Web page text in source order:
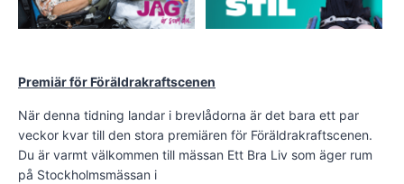
Premiär för Föräldrakraftscenen
När denna tidning landar i brevlådorna är det bara ett par
veckor kvar till den stora premiären för Föräldra­kraft­scenen.
Du är varmt välkommen till mässan Ett Bra Liv som äger rum
på Stockholmsmässan i